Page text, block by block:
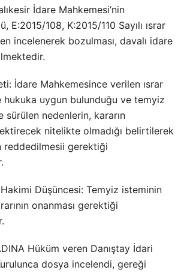
İdare Mahkemesi’nin
E:2015/108, K:2015/110 Sayılı ısrar
incelenerek bozulması, davalı idare
İdare Mahkemesince verilen ısrar
hukuka uygun bulunduğu ve temyiz
sürülen nedenlerin, kararın
nitelikte olmadığı belirtilerek
reddedilmesii gerektiği
Düşüncesi: Temyiz isteminin
onanması gerektiği
Hüküm veren Danıştay İdari
dosya incelendi, gereği